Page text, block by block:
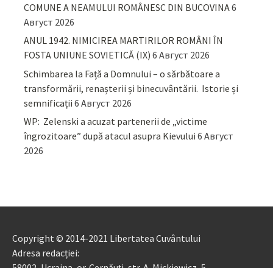
COMUNE A NEAMULUI ROMÂNESC DIN BUCOVINA6
Август 2026
ANUL 1942. NIMICIREA MARTIRILOR ROMÂNI ÎN
FOSTA UNIUNE SOVIETICĂ (IX) 6 Август 2026
Schimbarea la Față a Domnului – o sărbătoare a
transformării, renașterii și binecuvântării. Istorie și
semnificații 6 Август 2026
WP: Zelenski a acuzat partenerii de „victime
îngrozitoare” după atacul asupra Kievului 6 Август
2026
Copyright © 2014-2021 Libertatea Cuvântului
Adresa redacției: